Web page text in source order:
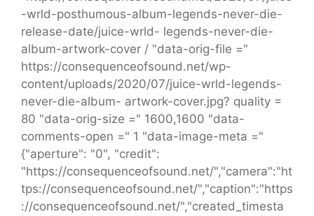
-wrld-posthumous-album-legends-never-die-
release-date/juice-wrld- legends-never-die-
album-artwork-cover / "data-orig-file ="
https://consequenceofsound.net/wp-
content/uploads/2020/07/juice-wrld-legends-
never-die-album- artwork-cover.jpg? quality =
80 "data-orig-size =" 1600,1600 "data-
comments-open =" 1 "data-image-meta ="
{"aperture": "0", "credit":
"https://consequenceofsound.net/","camera":"ht
tps://consequenceofsound.net/","caption":"https
://consequenceofsound.net/","created_timesta